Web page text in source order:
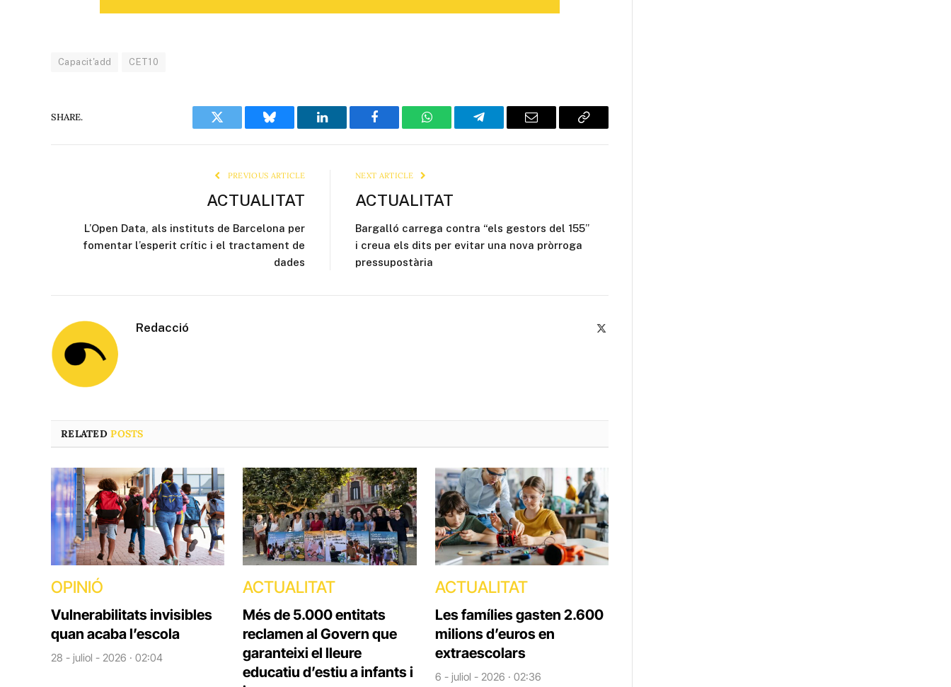
Capacit'add CET10
SHARE.
Twitter Bluesky LinkedIn Facebook WhatsAppTelegram Email
Copy
PREVIOUS ARTICLE
ACTUALITAT
L’Open Data, als instituts de Barcelona per
fomentar l’esperit crític i el tractament de
dades
NEXT ARTICLE
ACTUALITAT
Bargalló carrega contra “els gestors del 155”
i creua els dits per evitar una nova pròrroga
pressupostària
Redacció
RELATEDPOSTS
OPINIÓ
Vulnerabilitats invisibles
quan acaba l’escola
28 - juliol - 2026 · 02:04
ACTUALITAT
Més de 5.000 entitats
reclamen al Govern que
garanteixi el lleure
educatiu d’estiu a infants i
ACTUALITAT
Les famílies gasten 2.600
milions d’euros en
extraescolars
6 - juliol - 2026 · 02:36